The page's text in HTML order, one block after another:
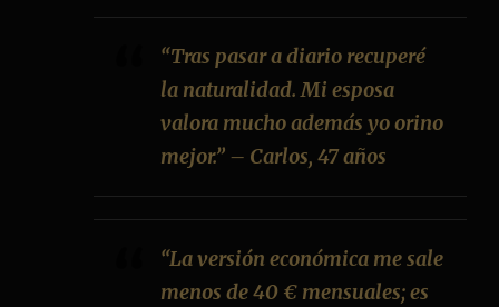
“Tras pasar a diario recuperé
la naturalidad. Mi esposa
valora mucho además yo orino
mejor.” – Carlos, 47 años
“La versión económica me sale
menos de 40 € mensuales; es